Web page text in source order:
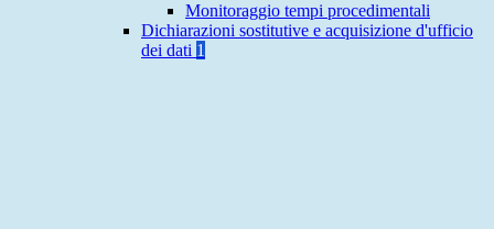
Monitoraggio tempi procedimentali
Dichiarazioni sostitutive e acquisizione d'ufficio
dei dati 1